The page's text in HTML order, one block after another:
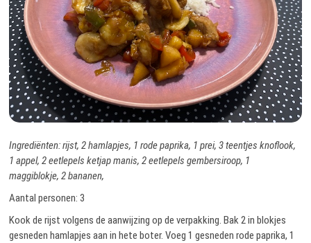
Ingrediënten: rijst, 2 hamlapjes, 1 rode paprika, 1 prei, 3 teentjes knoflook,
1 appel, 2 eetlepels ketjap manis, 2 eetlepels gembersiroop, 1
maggiblokje, 2 bananen,
Aantal personen: 3
Kook de rijst volgens de aanwijzing op de verpakking. Bak 2 in blokjes
gesneden hamlapjes aan in hete boter. Voeg 1 gesneden rode paprika, 1